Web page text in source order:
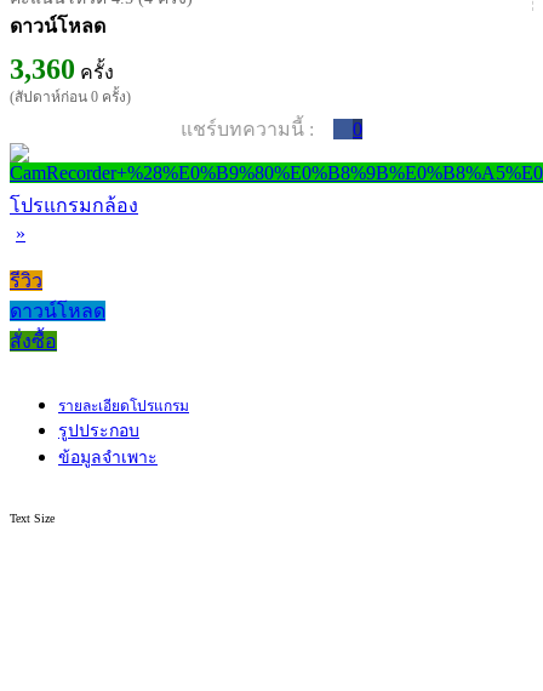
ดาวน์โหลด
3,360 ครั้ง
(สัปดาห์ก่อน 0 ครั้ง)
แชร์บทความนี้ : 0
โปรแกรมกล้อง
»
รีวิว
ดาวน์โหลด
สั่งซื้อ
รายละเอียดโปรแกรม
รูปประกอบ
ข้อมูลจำเพาะ
Text Size